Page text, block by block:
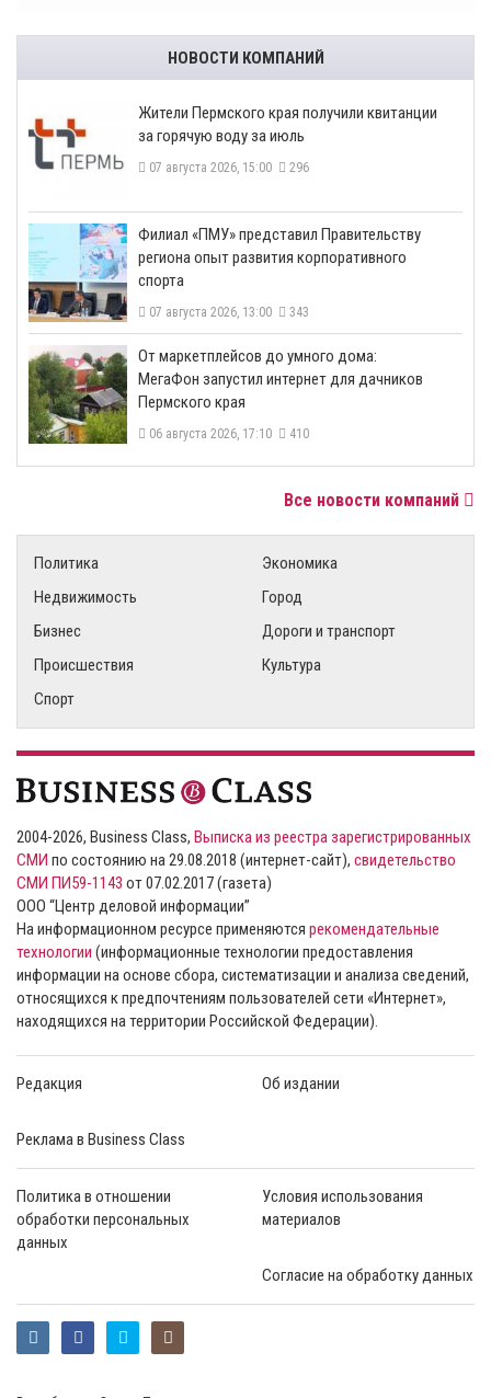
НОВОСТИ КОМПАНИЙ
​Жители Пермского края получили квитанции
за горячую воду за июль
07 августа 2026, 15:00 296
​Филиал «ПМУ» представил Правительству
региона опыт развития корпоративного
спорта
07 августа 2026, 13:00 343
От маркетплейсов до умного дома:
МегаФон запустил интернет для дачников
Пермского края
06 августа 2026, 17:10 410
Все новости компаний
Политика
Экономика
Недвижимость
Город
Бизнес
Дороги и транспорт
Происшествия
Культура
Спорт
2004-2026, Business Class, Выписка из реестра зарегистрированных
СМИ по состоянию на 29.08.2018 (интернет-сайт), свидетельство
СМИ ПИ59-1143 от 07.02.2017 (газета)
ООО “Центр деловой информации”
На информационном ресурсе применяются рекомендательные
технологии (информационные технологии предоставления
информации на основе сбора, систематизации и анализа сведений,
относящихся к предпочтениям пользователей сети «Интернет»,
находящихся на территории Российской Федерации).
Редакция Об издании
Реклама в Business Class
Политика в отношении
обработки персональных
данных
Условия использования
материалов
Согласие на обработку данных